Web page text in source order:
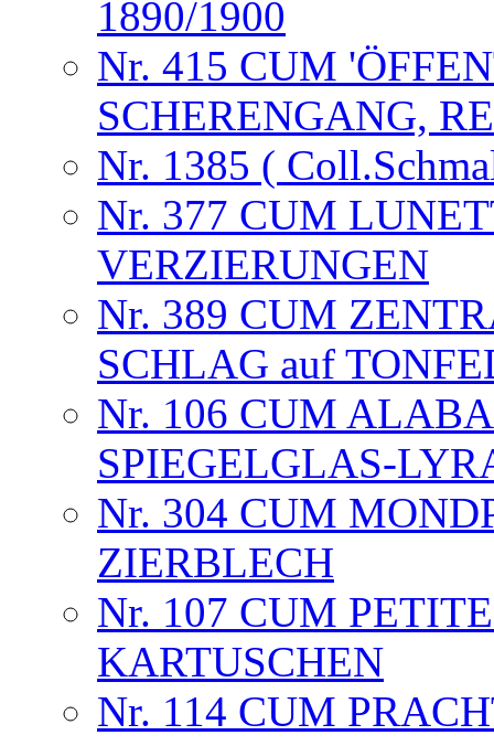
1890/1900
Nr. 415 CUM
SCHERENGANG,
Nr. 1385 (
Nr. 377 CUM
VERZIERUNGEN
Nr. 389 CUM
SCHLAG auf
Nr. 106 CUM
SPIEGELGLAS-
Nr. 304 CUM
ZIERBLECH
Nr. 107 CUM
KARTUSCHEN
Nr. 114 CUM